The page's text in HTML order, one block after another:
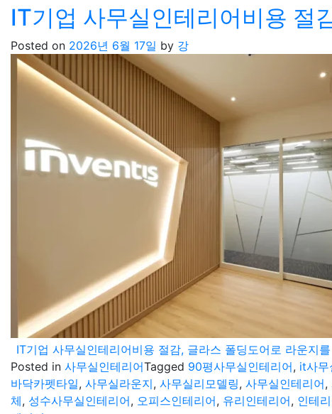
IT기업 사무실인테리어비용 절
Posted on 2026년 6월 17일 by 강
IT기업 사무실인테리어비용 절감, 글라스 폴딩도어로 라운지
Posted in 사무실인테리어Tagged 90평사무실인테리어, it사무
바닥카펫타일, 사무실라운지, 사무실리모델링, 사무실인테리어,
체, 성수사무실인테리어, 오피스인테리어, 유리인테리어, 인테